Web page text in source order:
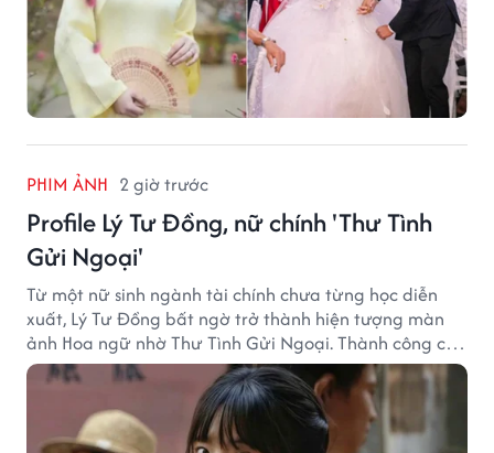
PHIM ẢNH 2 giờ trước
Profile Lý Tư Đồng, nữ chính 'Thư Tình
Gửi Ngoại'
Từ một nữ sinh ngành tài chính chưa từng học diễn
xuất, Lý Tư Đồng bất ngờ trở thành hiện tượng màn
ảnh Hoa ngữ nhờ Thư Tình Gửi Ngoại. Thành công của
bộ phim doanh thu hơn 8.100 tỷ đồng đã mở ra bước
ngoặt lớn trong cuộc đời cô gái sinh năm 2004.